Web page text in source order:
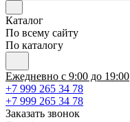
Каталог
По всему сайту
По каталогу
Ежедневно с 9:00 до 19:00
+7 999 265 34 78
+7 999 265 34 78
Заказать звонок